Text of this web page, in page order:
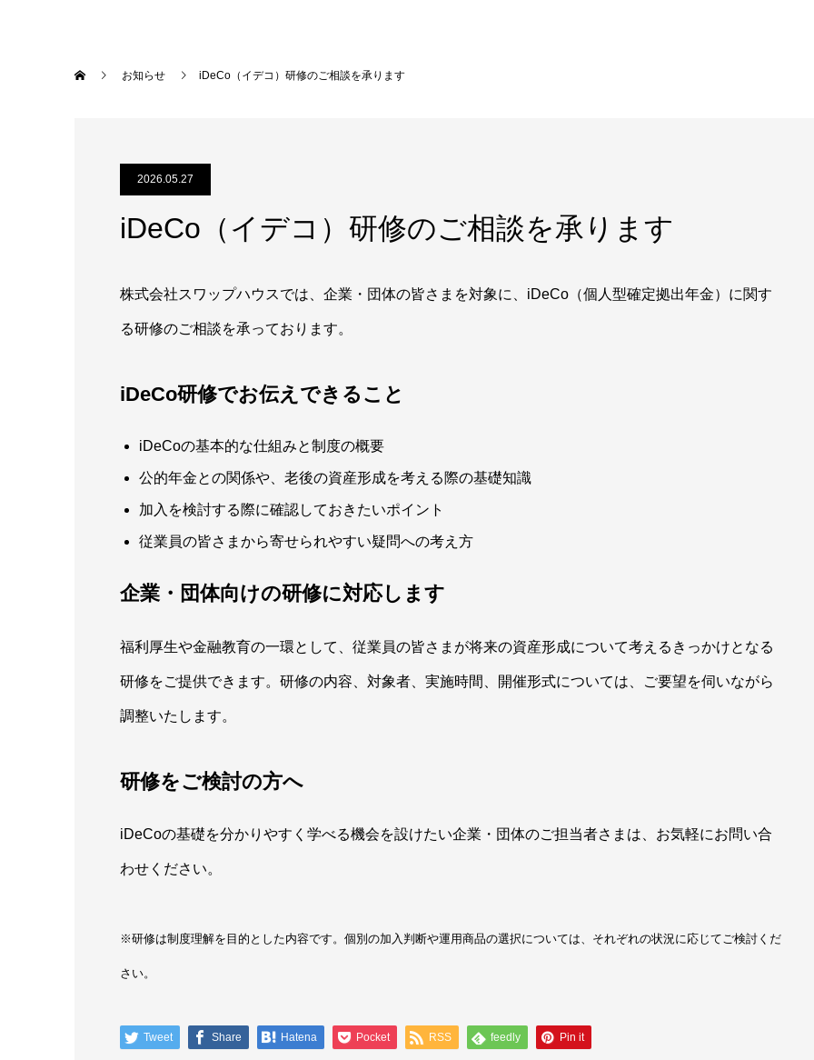
お知らせ iDeCo（イデコ）研修のご相談を承ります
2026.05.27
iDeCo（イデコ）研修のご相談を承ります
株式会社スワップハウスでは、企業・団体の皆さまを対象に、iDeCo（個人型確定拠出年金）に関す
る研修のご相談を承っております。
iDeCo研修でお伝えできること
iDeCoの基本的な仕組みと制度の概要
公的年金との関係や、老後の資産形成を考える際の基礎知識
加入を検討する際に確認しておきたいポイント
従業員の皆さまから寄せられやすい疑問への考え方
企業・団体向けの研修に対応します
福利厚生や金融教育の一環として、従業員の皆さまが将来の資産形成について考えるきっかけとなる
研修をご提供できます。研修の内容、対象者、実施時間、開催形式については、ご要望を伺いながら
調整いたします。
研修をご検討の方へ
iDeCoの基礎を分かりやすく学べる機会を設けたい企業・団体のご担当者さまは、お気軽にお問い合
わせください。
※研修は制度理解を目的とした内容です。個別の加入判断や運用商品の選択については、それぞれの状況に応じてご検討くだ
さい。
Tweet Share Hatena Pocket RSS feedly Pin it